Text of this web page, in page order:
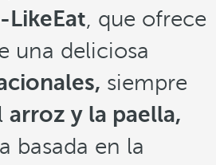
LikeEat, que ofrece
una deliciosa
siempre
arroz y la paella,
basada en la